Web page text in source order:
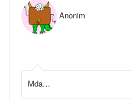
Anonim
Mda…